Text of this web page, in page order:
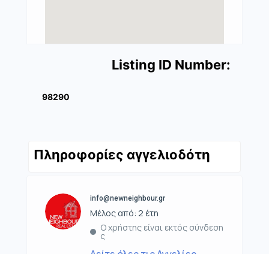
Listing ID Number:
98290
Πληροφορίες αγγελιοδότη
info@newneighbour.gr
Μέλος από: 2 έτη
Ο χρήστης είναι εκτός σύνδεση
ς